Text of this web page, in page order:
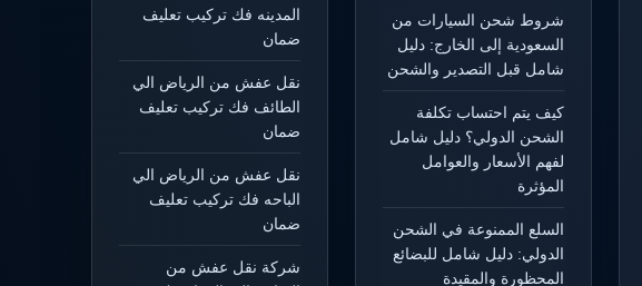
شروط شحن السيارات من
السعودية إلى الخارج: دليل
شامل قبل التصدير والشحن
كيف يتم احتساب تكلفة
الشحن الدولي؟ دليل شامل
لفهم الأسعار والعوامل
المؤثرة
السلع الممنوعة في الشحن
الدولي: دليل شامل للبضائع
المحظورة والمقيدة
المدينه فك تركيب تعليف
ضمان
نقل عفش من الرياض الي
الطائف فك تركيب تعليف
ضمان
نقل عفش من الرياض الي
الباحه فك تركيب تعليف
ضمان
شركة نقل عفش من